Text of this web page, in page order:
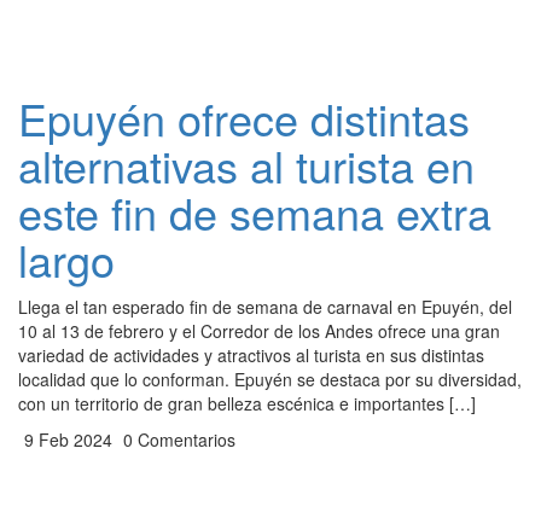
Epuyén ofrece distintas
alternativas al turista en
este fin de semana extra
largo
Llega el tan esperado fin de semana de carnaval en Epuyén, del
10 al 13 de febrero y el Corredor de los Andes ofrece una gran
variedad de actividades y atractivos al turista en sus distintas
localidad que lo conforman. Epuyén se destaca por su diversidad,
con un territorio de gran belleza escénica e importantes […]
9 Feb 2024 0 Comentarios